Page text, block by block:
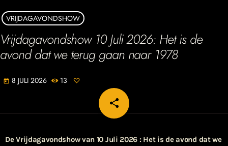
VRIJDAGAVONDSHOW
Vrijdagavondshow 10 Juli 2026: Het is de
avond dat we terug gaan naar 1978
today 8 JULI 2026 13
share
email
De Vrijdagavondshow van 10 Juli 2026 : Het is de avond dat we